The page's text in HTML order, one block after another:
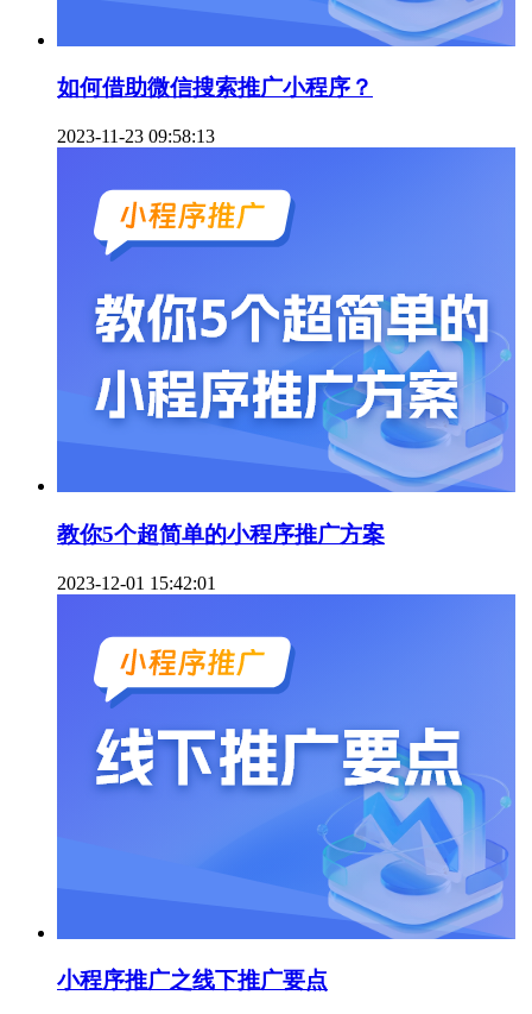
如何借助微信搜索推广小程序？
2023-11-23 09:58:13
教你5个超简单的小程序推广方案
2023-12-01 15:42:01
小程序推广之线下推广要点